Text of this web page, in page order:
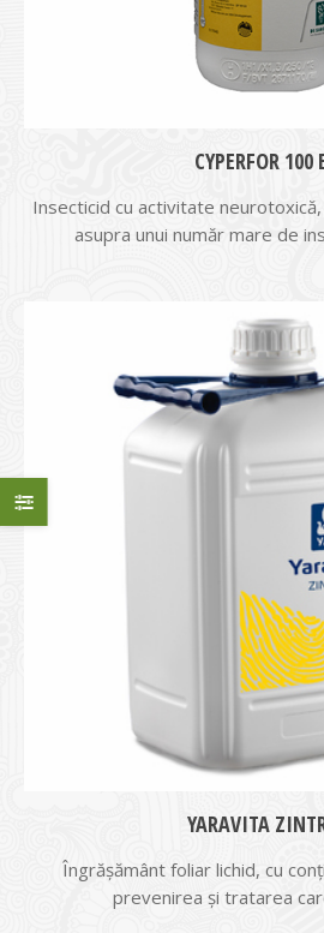
CYPERFOR 100
Insecticid cu activitate
asupra unui număr mare de
YARAVITA
Îngrăşământ foliar lichid, cu
prevenirea şi tratarea